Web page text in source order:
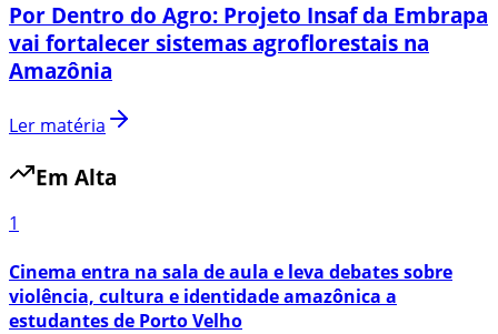
Por Dentro do Agro: Projeto Insaf da Embrapa
vai fortalecer sistemas agroflorestais na
Amazônia
Ler matéria
Em Alta
1
Cinema entra na sala de aula e leva debates sobre
violência, cultura e identidade amazônica a
estudantes de Porto Velho